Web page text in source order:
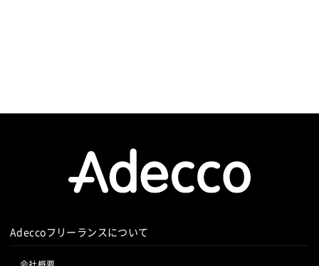
Adeccoフリーランスについて
会社概要